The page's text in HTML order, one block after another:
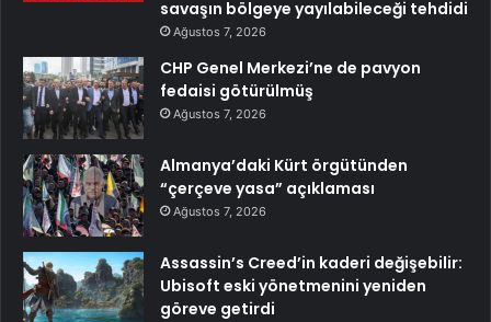
savaşın bölgeye yayılabileceği tehdidi
Ağustos 7, 2026
CHP Genel Merkezi’ne de pavyon
fedaisi götürülmüş
Ağustos 7, 2026
Almanya’daki Kürt örgütünden
“çerçeve yasa” açıklaması
Ağustos 7, 2026
Assassin’s Creed’in kaderi değişebilir:
Ubisoft eski yönetmenini yeniden
göreve getirdi